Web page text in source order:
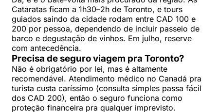
Cataratas ficam a 1h30–2h de Toronto, e tours
guiados saindo da cidade rodam entre CAD 100 e
200 por pessoa, dependendo de incluir passeio de
barco e degustação de vinhos. Em julho, reserve
com antecedência.
Precisa de seguro viagem pra Toronto?
Não é obrigatório por lei, mas é altamente
recomendável. Atendimento médico no Canadá pra
turista custa caríssimo (consulta simples passa fácil
dos CAD 200), então o seguro funciona como
proteção financeira pra qualquer imprevisto.